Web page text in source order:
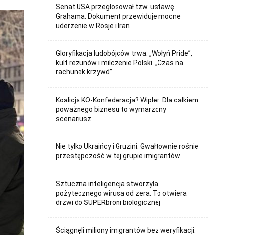
Senat USA przegłosował tzw. ustawę
Grahama. Dokument przewiduje mocne
uderzenie w Rosje i Iran
Gloryfikacja ludobójców trwa. „Wołyń Pride”,
kult rezunów i milczenie Polski. „Czas na
rachunek krzywd”
Koalicja KO-Konfederacja? Wipler: Dla całkiem
poważnego biznesu to wymarzony
scenariusz
Nie tylko Ukraińcy i Gruzini. Gwałtownie rośnie
przestępczość w tej grupie imigrantów
Sztuczna inteligencja stworzyła
pożytecznego wirusa od zera. To otwiera
drzwi do SUPERbroni biologicznej
Ściągnęli miliony imigrantów bez weryfikacji.